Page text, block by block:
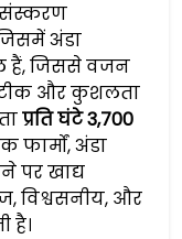
अंडा
हैं, जिससे वजन
और कुशलता
प्रति घंटे 3,700
फार्मों, अंडा
पर खाद्य
विश्वसनीय, और
है।